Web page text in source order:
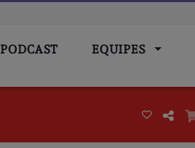
PODCAST EQUIPES